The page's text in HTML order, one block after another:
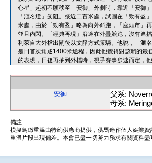
心星」起初不願移至「安御」外側時，靠近「安御
「滙名燈」受阻。接近二百米處，試圖在「勁有
米處，由於「勁有盈」略為向外斜跑，「座頭市」
並且內閃。「經典再現」沿途在外疊競跑，沒有遮
利萊自大外檔出閘後以文靜方式策騎。他說，「滙
是日首次角逐1400米途程，因此他覺得對該駒的最
的表現，日後再抽到外檔時，視乎賽事步速而定，
安御
父系:
母系:
備註
模擬鳥瞰重溫由特約供應商提供，供馬迷作個人娛樂
重溫片段出現偏差。本會已盡一切努力務求有關資料